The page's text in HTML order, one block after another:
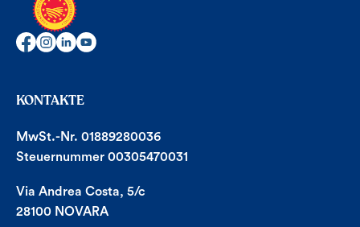
KONTAKTE
MwSt.-Nr. 01889280036
Steuernummer 00305470031
Via Andrea Costa, 5/c
28100 NOVARA